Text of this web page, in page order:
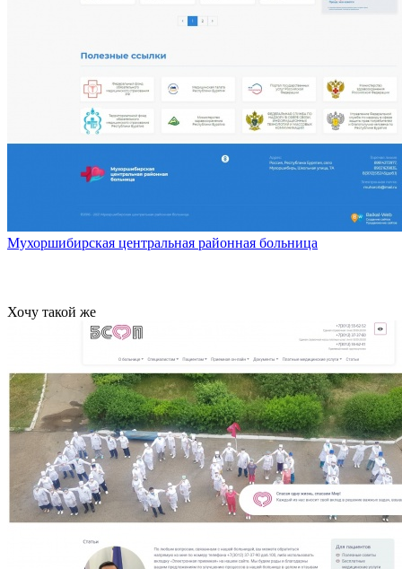
Мухоршибирская центральная районная больница
Хочу такой же